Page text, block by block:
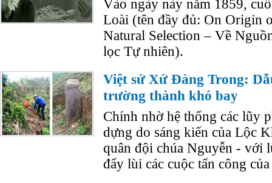
Vào ngày này năm 1859,
Loài (tên đầy đủ: On Origin
Natural Selection – Về
lọc Tự nhiên).
Việt sử Xứ Đàng Trong:
trường thành khó bay
Chính nhờ hệ thống các lũy
dựng do sáng kiến của Lộc
quân đội chúa Nguyễn - với
đẩy lùi các cuộc tấn công